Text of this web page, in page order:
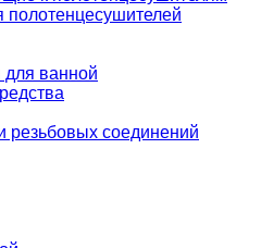
полотенцесушителей
для ванной
резьбовых соединений